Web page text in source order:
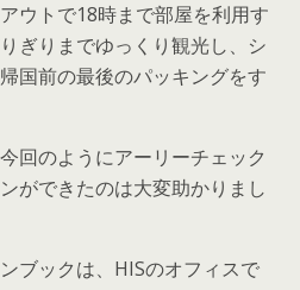
ウトで18時まで部屋を利用す
ぎりまでゆっくり観光し、シ
国前の最後のパッキングをす
回のようにアーリーチェック
ができたのは大変助かりまし
ブックは、HISのオフィスで